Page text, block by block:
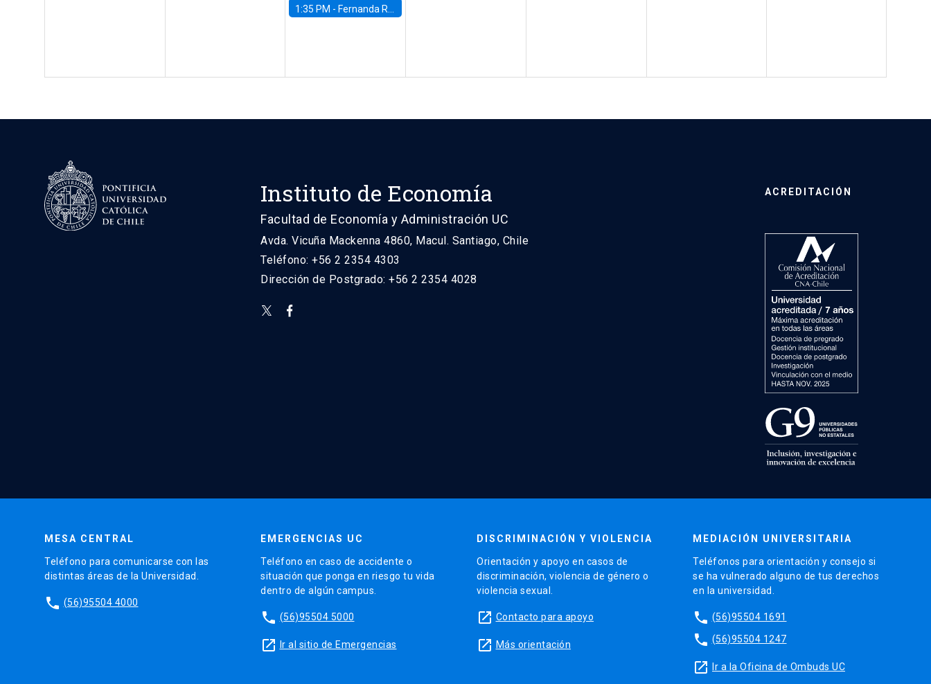
1:35 PM - Fernanda Rojas Ampuero, University of Wisconsin-Madison
Instituto de Economía
Facultad de Economía y Administración UC
Avda. Vicuña Mackenna 4860, Macul. Santiago, Chile
Teléfono: +56 2 2354 4303
Dirección de Postgrado: +56 2 2354 4028
ACREDITACIÓN
MESA CENTRAL
Teléfono para comunicarse con las
distintas áreas de la Universidad.
phone (56)95504 4000
EMERGENCIAS UC
Teléfono en caso de accidente o
situación que ponga en riesgo tu vida
dentro de algún campus.
phone (56)95504 5000
launch Ir al sitio de Emergencias
DISCRIMINACIÓN Y VIOLENCIA
Orientación y apoyo en casos de
discriminación, violencia de género o
violencia sexual.
launch Contacto para apoyo
launch Más orientación
MEDIACIÓN UNIVERSITARIA
Teléfonos para orientación y consejo si
se ha vulnerado alguno de tus derechos
en la universidad.
phone (56)95504 1691
phone (56)95504 1247
launch Ir a la Oficina de Ombuds UC